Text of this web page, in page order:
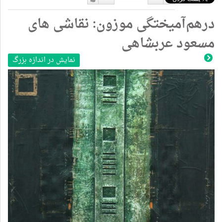
دوست
دارم
دوست
نداشتن
درهم‌آمیختگی موزون: نقاشی های
مسعود عربشاهی
نمایش در اندازه بزرگ